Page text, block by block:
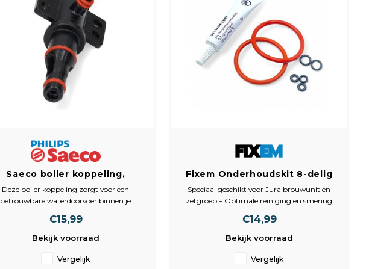
Saeco boiler koppeling,
geschikt voor Saeco Philips
Gaggia, 421946011491
Deze boiler koppeling zorgt voor een
betrouwbare waterdoorvoer binnen je
voorkomen. Wordt geleverd inclusief o-
ringen voor een directe montage.
€15,99
Bekijk voorraad
Vergelijk
Fixem Onderhoudskit 8-delig
– Geschikt voor Jura
Brouwunit en Zetgroep –
Smering – Voorkomt Slijtage &
Verstopping – Voor
Volautomaat &
Speciaal geschikt voor Jura brouwunit en
zetgroep – Optimale reiniging en smering
Verbetert de prestaties van je koffiemachine
– Zorgt voor een constante koffiekwaliteit
€14,99
Bekijk voorraad
Vergelijk